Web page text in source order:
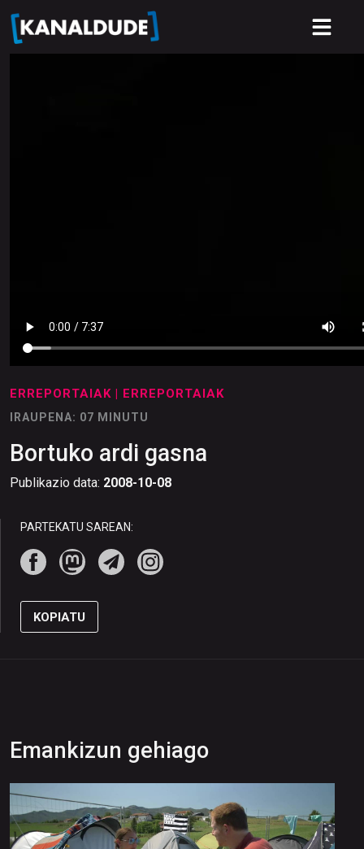
ERREPORTAIAK | ERREPORTAIAK
IRAUPENA: 07 MINUTU
Bortuko ardi gasna
Publikazio data: 2008-10-08
PARTEKATU SAREAN:
KOPIATU
Emankizun gehiago